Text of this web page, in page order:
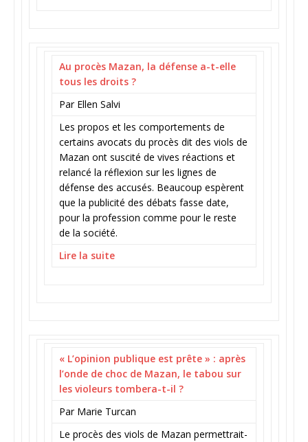
Au procès Mazan, la défense a-t-elle
tous les droits ?
Par Ellen Salvi
Les propos et les comportements de
certains avocats du procès dit des viols de
Mazan ont suscité de vives réactions et
relancé la réflexion sur les lignes de
défense des accusés. Beaucoup espèrent
que la publicité des débats fasse date,
pour la profession comme pour le reste
de la société.
Lire la suite
« L’opinion publique est prête » : après
l’onde de choc de Mazan, le tabou sur
les violeurs tombera-t-il ?
Par Marie Turcan
Le procès des viols de Mazan permettrait-